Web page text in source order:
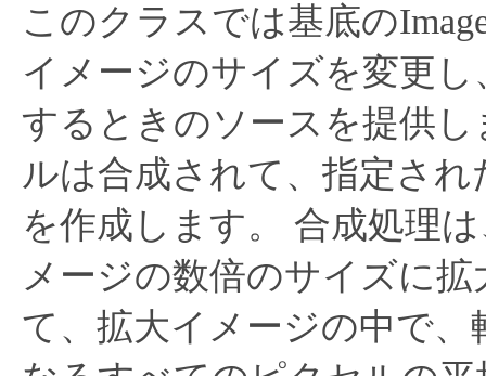
このクラスでは基底の
イメージのサイズを変更
するときのソースを提供し
ルは合成されて、指定さ
を作成します。
合成処理
メージの数倍のサイズに
て、拡大イメージの中で